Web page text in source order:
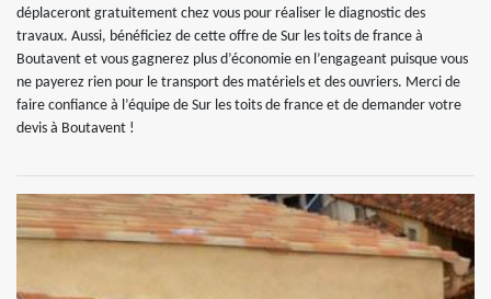
déplaceront gratuitement chez vous pour réaliser le diagnostic des
travaux. Aussi, bénéficiez de cette offre de Sur les toits de france à
Boutavent et vous gagnerez plus d’économie en l’engageant puisque vous
ne payerez rien pour le transport des matériels et des ouvriers. Merci de
faire confiance à l’équipe de Sur les toits de france et de demander votre
devis à Boutavent !